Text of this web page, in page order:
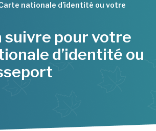
nationale d’identité ou votre
suivre pour votre
d’identité ou